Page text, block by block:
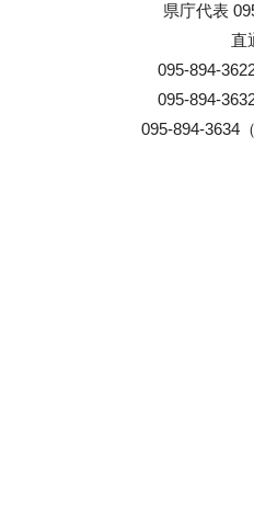
県庁代表
直
095-894-
095-894-
095-894-3634